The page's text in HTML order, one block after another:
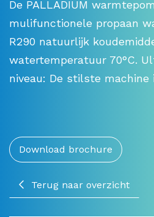
De PALLADIUM
mulifunctionele propaan
R290 natuurlijk
watertemperatuur 70°C.
niveau: De stilste machine
Download brochure
Terug naar overzicht